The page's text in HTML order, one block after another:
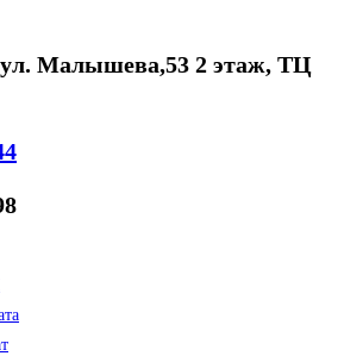
ул. Малышева,53 2 этаж, ТЦ